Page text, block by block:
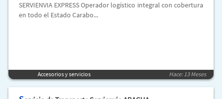
SERVIENVIA EXPRESS Operador logístico integral con cobertura
en todo el Estado Carabo...
Accesorios y servicios Hace: 13 Meses